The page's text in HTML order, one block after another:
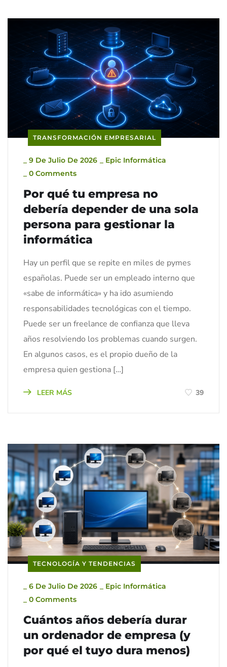
TRANSFORMACIÓN EMPRESARIAL
9 De Julio De 2026
Epic Informática
0 Comments
Por qué tu empresa no
debería depender de una sola
persona para gestionar la
informática
Hay un perfil que se repite en miles de pymes
españolas. Puede ser un empleado interno que
«sabe de informática» y ha ido asumiendo
responsabilidades tecnológicas con el tiempo.
Puede ser un freelance de confianza que lleva
años resolviendo los problemas cuando surgen.
En algunos casos, es el propio dueño de la
empresa quien gestiona […]
LEER MÁS 39
TECNOLOGÍA Y TENDENCIAS
6 De Julio De 2026
Epic Informática
0 Comments
Cuántos años debería durar
un ordenador de empresa (y
por qué el tuyo dura menos)